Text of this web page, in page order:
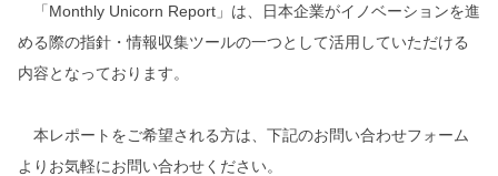
「Monthly Unicorn Report」は、日本企業がイノベーションを進
める際の指針・情報収集ツールの一つとして活用していただける
内容となっております。
本レポートをご希望される方は、下記のお問い合わせフォーム
よりお気軽にお問い合わせください。